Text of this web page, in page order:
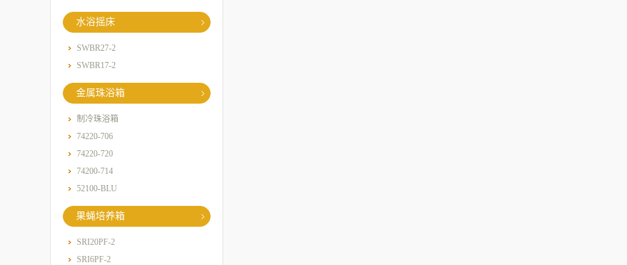
水浴摇床
SWBR27-2
SWBR17-2
金属珠浴箱
制冷珠浴箱
74220-706
74220-720
74200-714
52100-BLU
果蝇培养箱
SRI20PF-2
SRI6PF-2